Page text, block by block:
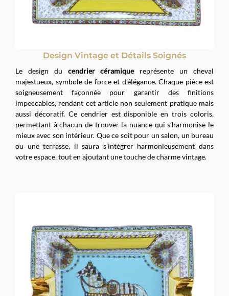
Design Vintage et Détails Soignés
Le design du cendrier céramiquereprésente un cheval
majestueux, symbole de force et d’élégance. Chaque pièce est
soigneusement façonnée pour garantir des finitions
impeccables, rendant cet article non seulement pratique mais
aussi décoratif. Ce cendrier est disponible en trois coloris,
permettant à chacun de trouver la nuance qui s’harmonise le
mieux avec son intérieur. Que ce soit pour un salon, un bureau
ou une terrasse, il saura s’intégrer harmonieusement dans
votre espace, tout en ajoutant une touche de charme vintage.